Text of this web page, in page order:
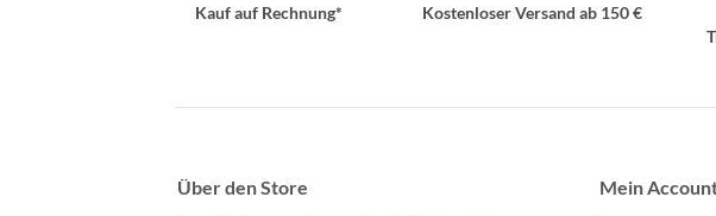
Kauf auf Rechnung*
Kostenloser Versand ab 150 €
Über den Store Mein